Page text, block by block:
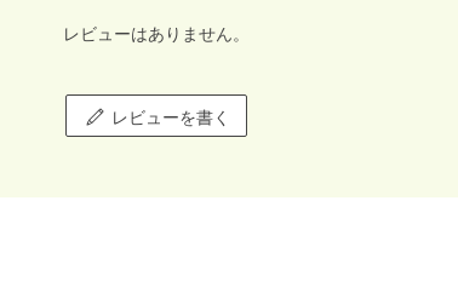
レビューはありません。
レビューを書く